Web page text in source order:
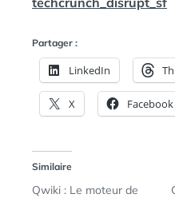
Partager :
LinkedIn
X Facebook
Similaire
Qwiki : Le moteur de